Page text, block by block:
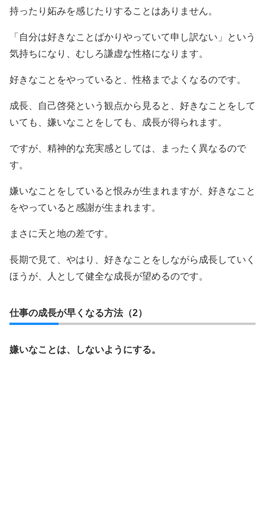
持ったり妬みを感じたりすることはありません。
「自分は好きなことばかりやっていて申し訳ない」という
気持ちになり、むしろ謙虚な性格になります。
好きなことをやっていると、性格までよくなるのです。
成長、自己啓発という観点から見ると、好きなことをして
いても、嫌いなことをしても、成長が得られます。
ですが、精神的な充実感としては、まったく異なるので
す。
嫌いなことをしていると恨みが生まれますが、好きなこと
をやっていると感謝が生まれます。
まさに天と地の差です。
長期で見て、やはり、好きなことをしながら成長していく
ほうが、人として健全な成長が望めるのです。
仕事の成長が早くなる方法（2）
嫌いなことは、しないようにする。